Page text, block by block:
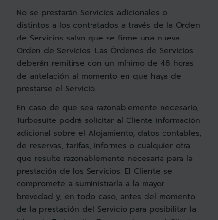
No se prestarán Servicios adicionales o
distintos a los contratados a través de la Orden
de Servicios salvo que se firme una nueva
Orden de Servicios. Las Órdenes de Servicios
deberán remitirse con un mínimo de 48 horas
de antelación al momento en que haya de
prestarse el Servicio.
En caso de que sea razonablemente necesario,
Turbosuite podrá solicitar al Cliente información
adicional sobre el Alojamiento, datos contables,
de reservas, tarifas, informes o cualquier otra
que resulte razonablemente necesaria para la
prestación de los Servicios. El Cliente se
compromete a suministrarla a la mayor
brevedad y, en todo caso, antes del momento
de la prestación del Servicio para posibilitar la